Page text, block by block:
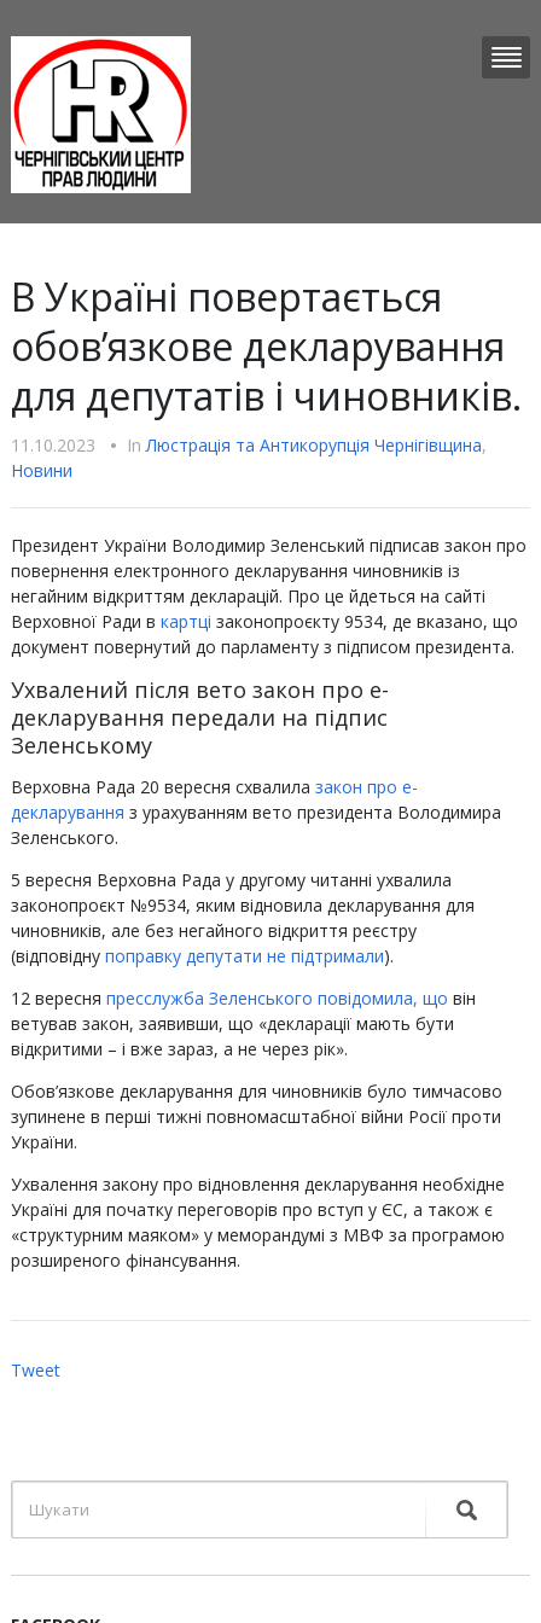
В Україні повертається
обовʼязкове декларування
для депутатів і чиновників.
11.10.2023 • InЛюстрацiя та Антикорупцiя Чернігівщина,
Новини
Президент України Володимир Зеленський підписав закон про
повернення електронного декларування чиновників із
негайним відкриттям декларацій. Про це йдеться на сайті
Верховної Ради в картці законопроєкту 9534, де вказано, що
документ повернутий до парламенту з підписом президента.
Ухвалений після вето закон про е-
декларування передали на підпис
Зеленському
Верховна Рада 20 вересня схвалила закон про е-
декларування з урахуванням вето президента Володимира
Зеленського.
5 вересня Верховна Рада у другому читанні ухвалила
законопроєкт №9534, яким відновила декларування для
чиновників, але без негайного відкриття реєстру
(відповідну поправку депутати не підтримали).
12 вересня пресслужба Зеленського повідомила, що він
ветував закон, заявивши, що «декларації мають бути
відкритими – і вже зараз, а не через рік».
Обов’язкове декларування для чиновників було тимчасово
зупинене в перші тижні повномасштабної війни Росії проти
України.
Ухвалення закону про відновлення декларування необхідне
Україні для початку переговорів про вступ у ЄС, а також є
«структурним маяком» у меморандумі з МВФ за програмою
розширеного фінансування.
Tweet